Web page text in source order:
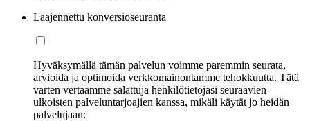
Laajennettu konversioseuranta
Hyväksymällä tämän palvelun voimme paremmin seurata,
arvioida ja optimoida verkkomainontamme tehokkuutta. Tätä
varten vertaamme salattuja henkilötietojasi seuraavien
ulkoisten palveluntarjoajien kanssa, mikäli käytät jo heidän
palvelujaan: